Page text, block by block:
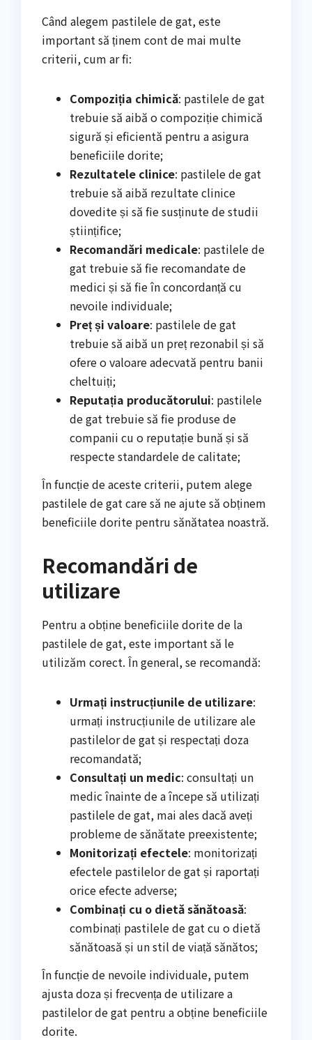
Când alegem pastilele de gat, este
important să ținem cont de mai multe
criterii, cum ar fi:
Compoziția chimică: pastilele de gat
trebuie să aibă o compoziție chimică
sigură și eficientă pentru a asigura
beneficiile dorite;
Rezultatele clinice: pastilele de gat
trebuie să aibă rezultate clinice
dovedite și să fie susținute de studii
științifice;
Recomandări medicale: pastilele de
gat trebuie să fie recomandate de
medici și să fie în concordanță cu
nevoile individuale;
Preț și valoare: pastilele de gat
trebuie să aibă un preț rezonabil și să
ofere o valoare adecvată pentru banii
cheltuiți;
Reputația producătorului: pastilele
de gat trebuie să fie produse de
companii cu o reputație bună și să
respecte standardele de calitate;
În funcție de aceste criterii, putem alege
pastilele de gat care să ne ajute să obținem
beneficiile dorite pentru sănătatea noastră.
Recomandări de
utilizare
Pentru a obține beneficiile dorite de la
pastilele de gat, este important să le
utilizăm corect. În general, se recomandă:
Urmați instrucțiunile de utilizare:
urmați instrucțiunile de utilizare ale
pastilelor de gat și respectați doza
recomandată;
Consultați un medic: consultați un
medic înainte de a începe să utilizați
pastilele de gat, mai ales dacă aveți
probleme de sănătate preexistente;
Monitorizați efectele: monitorizați
efectele pastilelor de gat și raportați
orice efecte adverse;
Combinați cu o dietă sănătoasă:
combinați pastilele de gat cu o dietă
sănătoasă și un stil de viață sănătos;
În funcție de nevoile individuale, putem
ajusta doza și frecvența de utilizare a
pastilelor de gat pentru a obține beneficiile
dorite.